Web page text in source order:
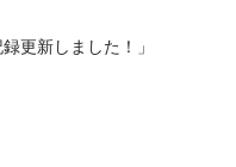
更新しました！」